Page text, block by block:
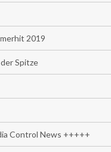
2019
Spitze
Control News +++++